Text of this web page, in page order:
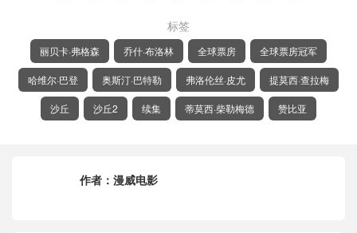
标签
丽贝卡·弗格森 乔什·布洛林 全球票房 全球票房冠军
哈维尔·巴登 奥斯汀·巴特勒 弗洛伦丝·皮尤 提莫西·查拉梅
沙丘 沙丘2 续集 蒂莫西·柴勒梅德 赞比亚
作者： 漫威电影